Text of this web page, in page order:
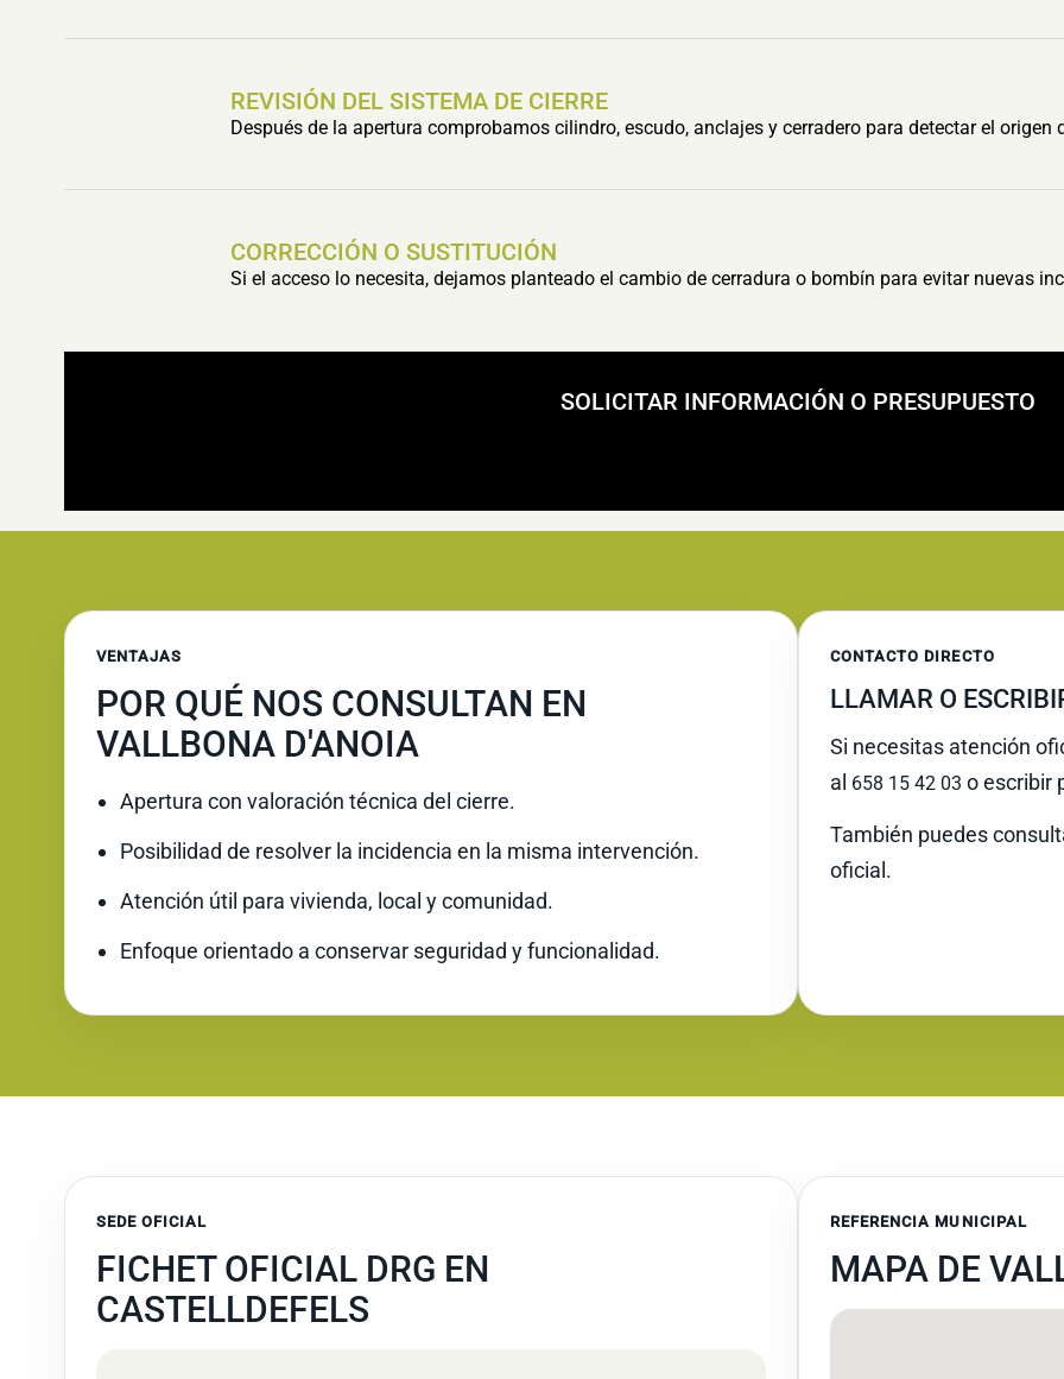
REVISIÓN DEL SISTEMA DE CIERRE
Después de la apertura comprobamos cilindro, escudo, anclajes y cerradero para detectar el origen
CORRECCIÓN O SUSTITUCIÓN
Si el acceso lo necesita, dejamos planteado el cambio de cerradura o bombín para evitar nuevas
SOLICITAR INFORMACIÓN O PRESUPUESTO
VENTAJAS
POR QUÉ NOS CONSULTAN EN
VALLBONA D'ANOIA
Apertura con valoración técnica del cierre.
Posibilidad de resolver la incidencia en la misma intervención.
Atención útil para vivienda, local y comunidad.
Enfoque orientado a conservar seguridad y funcionalidad.
CONTACTO DIRECTO
LLAMAR O
Si necesitas atención
al 658 15 42 03 o escribir
También puedes
oficial.
SEDE OFICIAL
FICHET OFICIAL DRG EN
CASTELLDEFELS
REFERENCIA MUNICIPAL
MAPA DE